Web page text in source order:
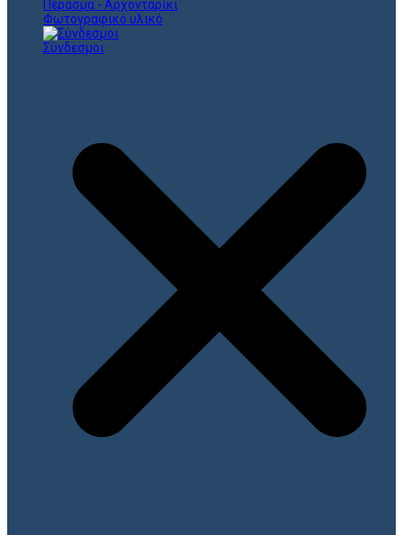
Πέρασμα - Αρχονταρίκι
Φωτογραφικό υλικό
Σύνδεσμοι